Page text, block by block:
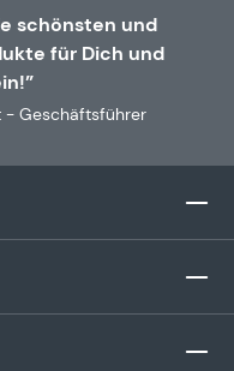
schönsten und
für Dich und
- Geschäftsführer